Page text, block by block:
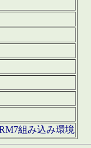
組み込み環境